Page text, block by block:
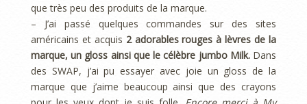
que très peu des produits de la marque.
– J’ai passé quelques commandes sur des sites
américains et acquis 2 adorables rouges à lèvres de la
marque, un gloss ainsi que le célèbre jumbo Milk.Dans
des SWAP, j’ai pu essayer avec joie un gloss de la
marque que j’aime beaucoup ainsi que des crayons